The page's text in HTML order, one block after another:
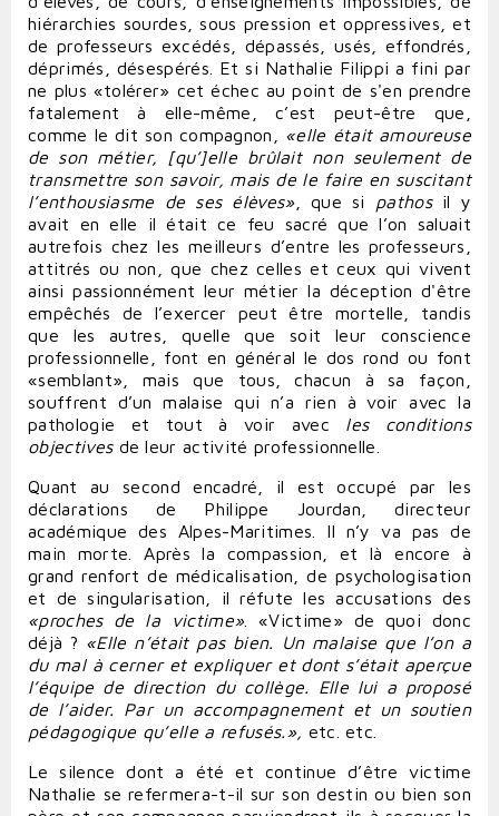
hiérarchies sourdes, sous pression et oppressives, et
de professeurs excédés, dépassés, usés, effondrés,
déprimés, désespérés. Et si Nathalie Filippi a fini par
ne plus «tolérer» cet échec au point de s'en prendre
fatalement à elle-même, c’est peut-être que,
comme le dit son compagnon, «elle était amoureuse
de son métier, [qu’]elle brûlait non seulement de
transmettre son savoir, mais de le faire en suscitant
l’enthousiasme
de ses élèves», que si pathosil y
avait en elle il était ce feu sacré que l’on saluait
autrefois chez les meilleurs d’entre les professeurs,
attitrés ou non, que chez celles et ceux qui vivent
ainsi passionnément leur métier la déception d'être
empêchés de l’exercer peut être mortelle, tandis
que les autres, quelle que soit leur conscience
professionnelle, font en général le dos rond ou font
«semblant», mais que tous, chacun à sa façon,
souffrent d’un malaise qui n’a rien à voir avec la
pathologie et tout à voir avec les conditions
objectivesde leur activité professionnelle.
Quant au second encadré, il est occupé par les
déclarations de Philippe Jourdan, directeur
académique des Alpes-Maritimes. Il n’y va pas de
main morte. Après la compassion, et là encore à
grand renfort de médicalisation, de psychologisation
et de singularisation, il réfute les accusations des
«proches de la victime». «Victime» de quoi donc
déjà ? «Elle n’était pas bien. Un malaise que l’on a
du mal à cerner et expliquer et dont s’était aperçue
l’équipe de direction du collège. Elle lui a proposé
de l’aider. Par un accompagnement et un soutien
pédagogique qu’elle a refusés.», etc. etc.
Le silence dont a été et continue d’être victime
Nathalie se refermera-t-il sur son destin ou bien son